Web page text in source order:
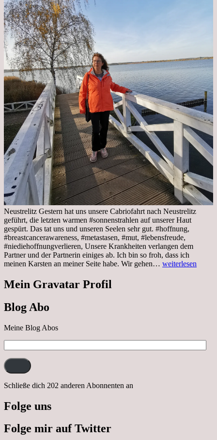
Neustrelitz Gestern hat uns unsere Cabriofahrt nach Neustrelitz
geführt, die letzten warmen #sonnenstrahlen auf unserer Haut
gespürt. Das tat uns und unseren Seelen sehr gut. #hoffnung,
#breastcancerawareness, #metastasen, #mut, #lebensfreude,
#niediehoffnungverlieren, Unsere Krankheiten verlangen dem
Partner und der Partnerin einiges ab. Ich bin so froh, dass ich
meinen Karsten an meiner Seite habe. Wir gehen… Sonnabend,
weiterlesen
Mein Gravatar Profil
Blog Abo
Meine Blog Abos
Mail-
Adresse:
Schließe dich 202 anderen Abonnenten an
Folge uns
Folge mir auf Twitter